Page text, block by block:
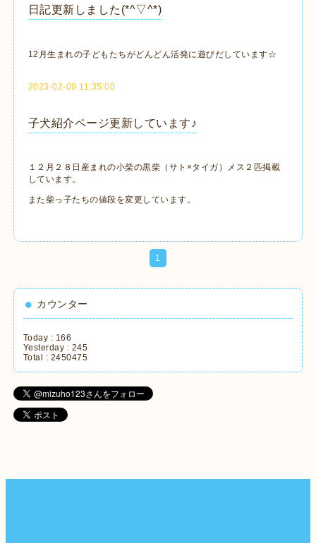
日記更新しました(*^▽^*)
12月生まれの子どもたちがどんどん活発に遊びだしています☆
2023-02-09 11:35:00
子犬紹介ページ更新しています♪
１２月２８日産まれの小柴の黒柴（サト×タイガ）メス２匹掲載
しています。
また柴っ子たちの値段を変更しています。
1
カウンター
Today : 166
Yesterday : 245
Total : 2450475